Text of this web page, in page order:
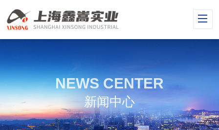
NEWS CENTER
新闻中心